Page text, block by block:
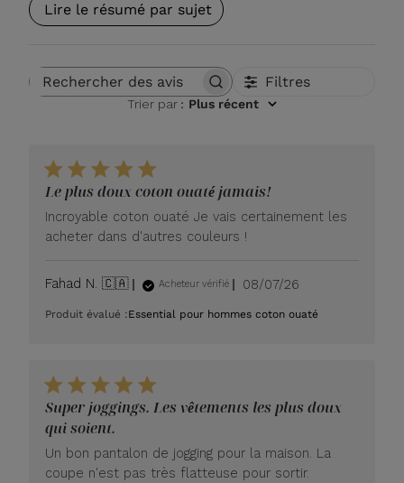
Lire le résumé par sujet
Rechercher des avis Filtres
Trier par : Plus récent
Le plus doux coton ouaté jamais!
Incroyable coton ouaté Je vais certainement les
acheter dans d'autres couleurs !
Fahad N. 🇨🇦 Acheteur vérifié
Date
publication
08/07/26
Produit évalué :Essential pour hommes coton ouaté
Super joggings. Les vêtements les plus doux
qui soient.
Un bon pantalon de jogging pour la maison. La
coupe n'est pas très flatteuse pour sortir.